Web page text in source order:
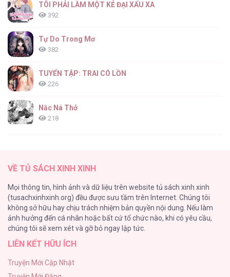
Cho 50k Couple Lộn Xộn [...] – Chap 87.1
TÔI PHẢI LÀM MỘT KẺ ĐẠI XẤU XA
392
Tự Do Trong Mơ
382
TUYỂN TẬP: TRAI CÓ LỒN
226
Nắc Ná Thở
218
191
Làm vị cứu tinh thật dễ dàng
186
Thiên Đường Táo Xanh
VỀ TỦ SÁCH XINH XINH
Mọi thông tin, hình ảnh và dữ liệu trên website tủ sách xinh xinh
(tusachxinhxinh.org) đều được sưu tầm trên Internet. Chúng tôi
không sở hữu hay chịu trách nhiệm bản quyền nội dung. Nếu làm
ảnh hưởng đến cá nhân hoặc bất cứ tổ chức nào, khi có yêu cầu,
chúng tôi sẽ xem xét và gỡ bỏ ngay lập tức.
LIÊN KẾT HỮU ÍCH
Truyện Mới Cập Nhật